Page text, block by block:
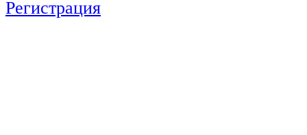
Регистрация